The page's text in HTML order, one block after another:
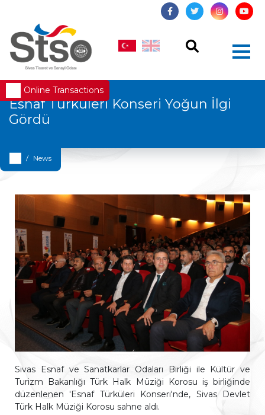
Online Transactions
Esnaf Türküleri Konseri Yoğun İlgi
Gördü
News
Sivas Esnaf ve Sanatkarlar Odaları Birliği ile Kültür ve
Turizm Bakanlığı Türk Halk Müziği Korosu iş birliğinde
düzenlenen 'Esnaf Türküleri Konseri'nde, Sivas Devlet
Türk Halk Müziği Korosu sahne aldı.